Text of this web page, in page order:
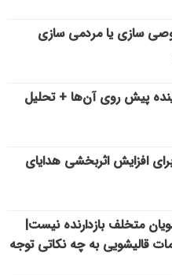
سازی یا مردمی سازی
پیش روی آن‌ها + تحلیل
افزایش اثربخشی هدایای
متخلف بازدارنده نیست|
قالیشویی به چه نکاتی توجه